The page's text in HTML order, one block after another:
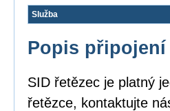
Služba
Popis připojení
SID řetězec je platný
řetězce, kontaktujte